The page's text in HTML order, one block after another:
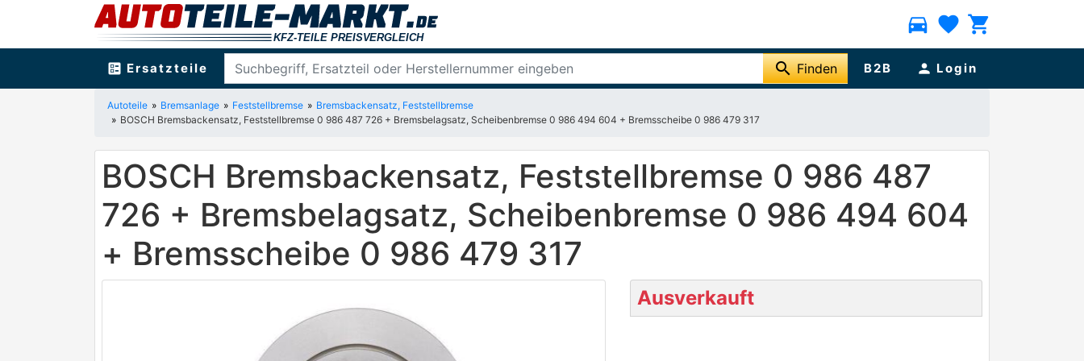
directions_car favorite shopping_cart
ballot Ersatzteile search Finden B2B person Login
Autoteile Bremsanlage Feststellbremse
Bremsbackensatz, Feststellbremse
BOSCH Bremsbackensatz, Feststellbremse 0 986 487 726 + Bremsbelagsatz, Scheibenbremse 0 986 494 604 + Bremsscheibe 0 986 479 317
BOSCH Bremsbackensatz, Feststellbremse 0 986 487
726 + Bremsbelagsatz, Scheibenbremse 0 986 494 604
+ Bremsscheibe 0 986 479 317
Ausverkauft